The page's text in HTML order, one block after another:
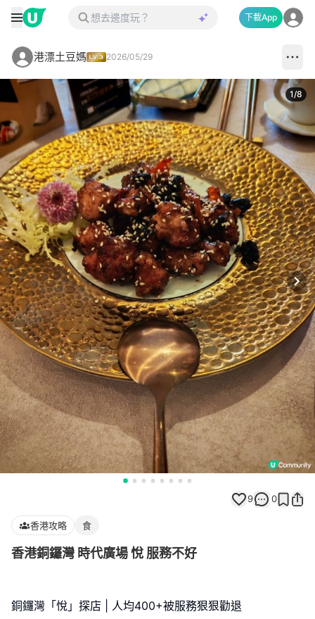
下載App
港漂土豆媽 2026/05/29
1/8
9 0
香港攻略 食
香港銅鑼灣 時代廣場 悅 服務不好
銅鑼灣「悅」探店 | 人均400+被服務狠狠勸退